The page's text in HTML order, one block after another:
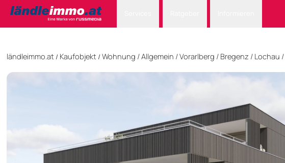
ländleimmo.at / Kaufobjekt / Wohnung /Allgemein /Vorarlberg / Bregenz / Lochau /